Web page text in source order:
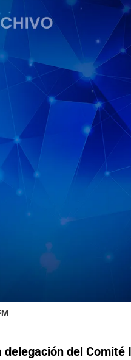
delegación del Comité